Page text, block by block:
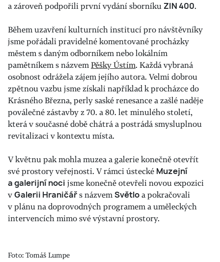
a zároveň podpořili první vydání sborníku ZIN 400.
Během uzavření kulturních institucí pro návštěvníky
jsme pořádali pravidelné komentované procházky
městem s daným odborníkem nebo lokálním
pamětníkem s názvemPěšky Ústím. Každá vybraná
osobnost odrážela zájem jejího autora. Velmi dobrou
zpětnou vazbu jsme získali například k procházce do
Krásného Března, perly saské renesance a zašlé naděje
poválečné zástavby z 70. a 80. let minulého století,
která v současné době chátrá a postrádá smysluplnou
revitalizaci v kontextu místa.
V květnu pak mohla muzea a galerie konečně otevřít
své prostory veřejnosti. V rámci ústecké Muzejní
a galerijní noci jsme konečně otevřeli novou expozici
vGalerii Hraničářs názvemSvětloa pokračovali
v plánu na doprovodných programem a uměleckých
intervencích mimo své výstavní prostory.
Foto: Tomáš Lumpe